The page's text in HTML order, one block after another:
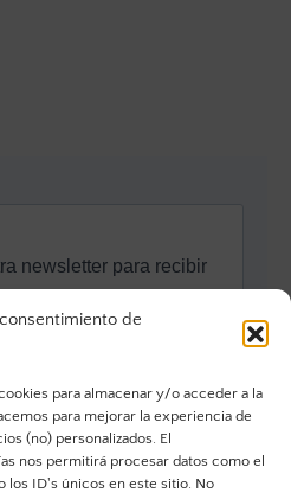
de
para almacenar y/o acceder a la
para mejorar la experiencia de
(no) personalizados. El
nos permitirá procesar datos como el
los ID's únicos en este sitio. No